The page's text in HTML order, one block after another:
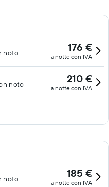
noto 176 €
a notte con IVA
noto 210 €
a notte con IVA
noto 185 €
a notte con IVA